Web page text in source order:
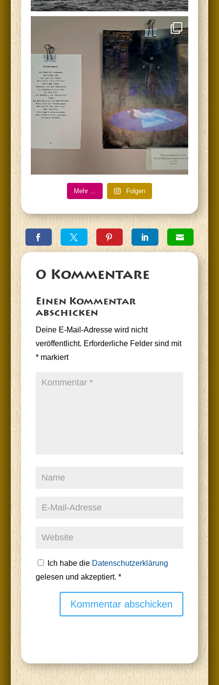
Mehr ... Fol­gen
0 Kommentare
Einen Kommentar
abschicken
Deine E-Mail-Adresse wird nicht
veröffentlicht. Erforderliche Felder sind mit
*markiert
Ich habe die Datenschutzerklärung
gelesen und akzeptiert. *
Kommentar abschicken